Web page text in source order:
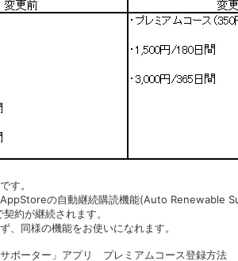
す。
の自動継続購読機能(Auto Renewable
約が継続されます。
、同様の機能をお使いになれます。
ポーター」アプリ プレミアムコース登録方法